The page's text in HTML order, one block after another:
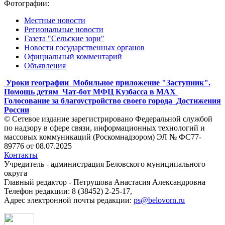
Фотографии:
Местные новости
Региональные новости
Газета "Сельские зори"
Новости государственных органов
Официальный комментарий
Объявления
Уроки географии Мобильное приложение "Заступник".
Помощь детям Чат-бот МФЦ Кузбасса в MAX
Голосование за благоустройство своего города
Достижения
России
© Сетевое издание зарегистрировано Федеральной службой
по надзору в сфере связи, информационных технологий и
массовых коммуникаций (Роскомнадзором) ЭЛ № ФС77-
89776 от 08.07.2025
Контакты
Учредитель - администрация Беловского муниципального
округа
Главный редактор - Петрушова Анастасия Александровна
Телефон редакции: 8 (38452) 2-25-17,
Адрес электронной почты редакции: ps@belovorn.ru